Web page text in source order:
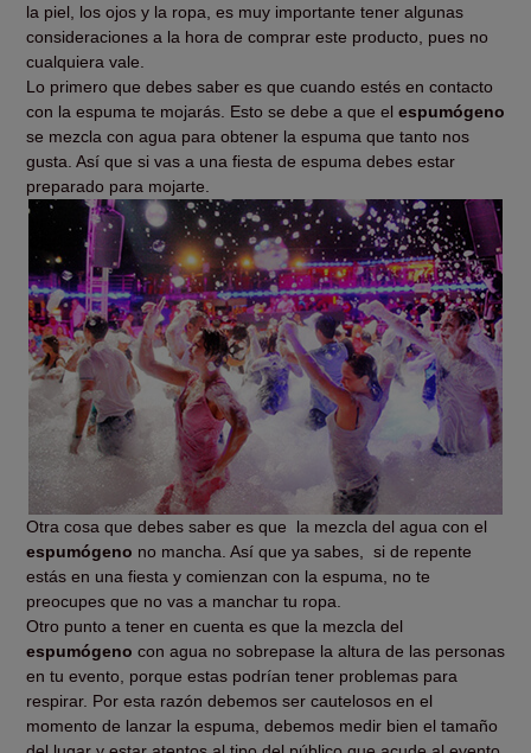
la piel, los ojos y la ropa, es muy importante tener algunas
consideraciones a la hora de comprar este producto, pues no
cualquiera vale.
Lo primero que debes saber es que cuando estés en contacto
con la espuma te mojarás. Esto se debe a que el espumógeno
se mezcla con agua para obtener la espuma que tanto nos
gusta. Así que si vas a una fiesta de espuma debes estar
preparado para mojarte.
Otra cosa que debes saber es que
la mezcla del agua con el
espumógeno no mancha. Así que ya sabes,
si de repente
estás en una fiesta y comienzan con la espuma, no te
preocupes que no vas a manchar tu ropa.
Otro punto a tener en cuenta es que la mezcla del
espumógeno con agua no sobrepase la altura de las personas
en tu evento, porque estas podrían tener problemas para
respirar. Por esta razón debemos ser cautelosos en el
momento de lanzar la espuma, debemos medir bien el tamaño